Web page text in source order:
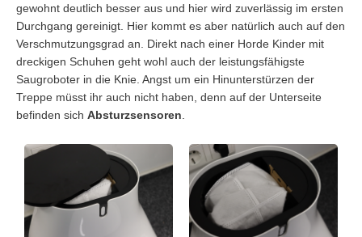
gewohnt deutlich besser aus und hier wird zuverlässig im ersten
Durchgang gereinigt. Hier kommt es aber natürlich auch auf den
Verschmutzungsgrad an. Direkt nach einer Horde Kinder mit
dreckigen Schuhen geht wohl auch der leistungsfähigste
Saugroboter in die Knie. Angst um ein Hinunterstürzen der
Treppe müsst ihr auch nicht haben, denn auf der Unterseite
befinden sich Absturzsensoren.